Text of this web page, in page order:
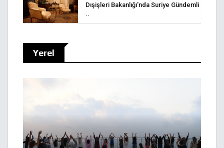
Dışişleri Bakanlığı'nda Suriye Gündemli
..
Yerel